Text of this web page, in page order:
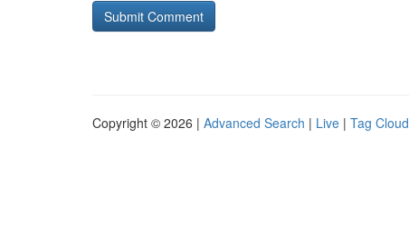
Copyright © 2026 | Advanced Search | Live | Tag Cloud